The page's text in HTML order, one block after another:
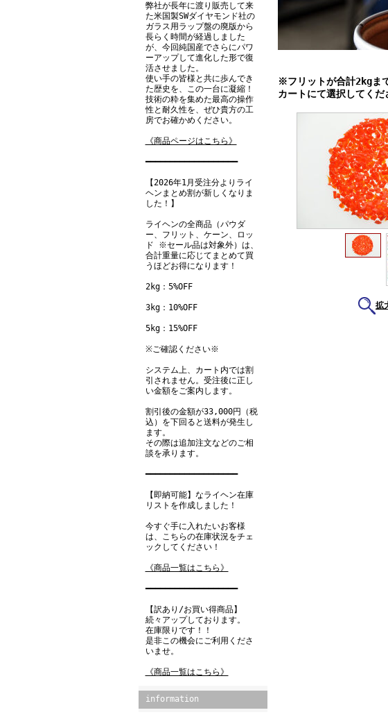
弊社が長年に渡り販売して来
た米国製SWダイヤモンド社の
ガラス用ラップ盤の廃版から
長らく時間が経過しました
が、今回純国産でさらにパワ
ーアップして進化した形で復
活させました。
使い手の皆様と共に歩んでき
た歴史を、この一台に凝縮！
技術の粋を集めた最高の操作
性と耐久性を、ぜひ貴方の工
房でお確かめください。
《商品ページはこちら》
━━━━━━━━━━━━━━━━━━━
【2026年1月受注分よりライ
ヘンまとめ割が新しくなりま
した！】
ライヘンの全商品（パウダ
ー、フリット、ケーン、ロッ
ド ※セール品は対象外）は、
合計重量に応じてまとめて買
うほどお得になります！
2kg：5%OFF
3kg：10%OFF
5kg：15%OFF
※ご確認ください※
システム上、カート内では割
引されません。受注後に正し
い金額をご案内します。
割引後の金額が33,000円（税
込）を下回ると送料が発生し
ます。
その際は追加注文などのご相
談を承ります。
━━━━━━━━━━━━━━━━━━━
【即納可能】なライヘン在庫
リストを作成しました！
今すぐ手に入れたいお客様
は、こちらの在庫状況をチェ
ックしてください！
《商品一覧はこちら》
━━━━━━━━━━━━━━━━━━━
【訳あり/お買い得商品】
続々アップしております。
在庫限りです！！
是非この機会にご利用くださ
いませ。
《商品一覧はこちら》
information
※フリットが合計2kgま
カートにて選択してくだ
拡